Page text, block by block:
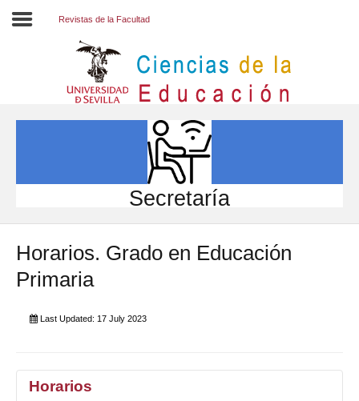
INVESTIGACIÓN
INTERNACIONAL
Directorio FCCE
Revistas de la Facultad
Secretaría
Horarios. Grado en Educación
Primaria
Last Updated: 17 July 2023
Horarios